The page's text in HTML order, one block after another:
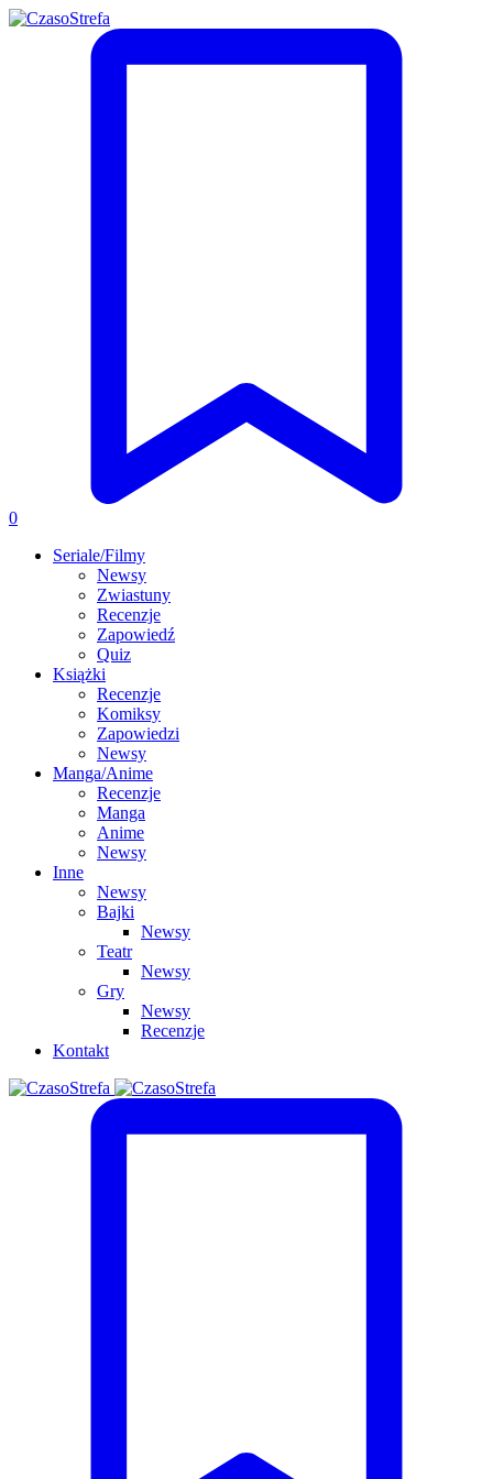
0
Seriale/Filmy
Newsy
Zwiastuny
Recenzje
Zapowiedź
Quiz
Książki
Recenzje
Komiksy
Zapowiedzi
Newsy
Manga/Anime
Recenzje
Manga
Anime
Newsy
Inne
Newsy
Bajki
Newsy
Teatr
Newsy
Gry
Newsy
Recenzje
Kontakt